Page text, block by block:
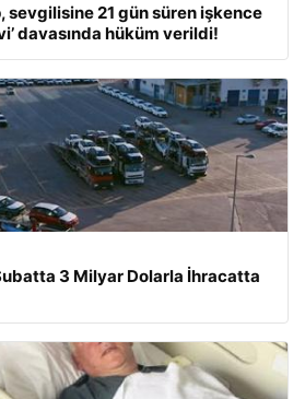
sevgilisine 21 gün süren işkence
davasında hüküm verildi!
3 Milyar Dolarla İhracatta